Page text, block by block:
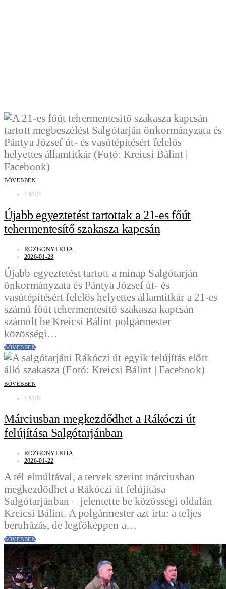
BŐVEBBEN
2 MIN
Újabb egyeztetést tartottak a 21-es főút
tehermentesítő szakasza kapcsán
ROZGONYI RITA
2026-01-23
Újabb egyeztetést tartott a minap Salgótarján
önkormányzata és Pántya József út- és
vasútépítésért felelős helyettes államtitkár a 21-es
számú főút tehermentesítő szakasza kapcsán –
számolt be Kreicsi Bálint polgármester
közösségi…
BŐVEBBEN
BŐVEBBEN
1 MIN
Márciusban megkezdődhet a Rákóczi út
felújítása Salgótarjánban
ROZGONYI RITA
2026-01-22
A tél elmúltával, a tervek szerint márciusban
megkezdődhet a Rákóczi út felújítása
Salgótarjánban – jelentette be közösségi oldalán
Kreicsi Bálint. A polgármester azt írta: a teljes
beruházás, de legfőképpen a…
BŐVEBBEN